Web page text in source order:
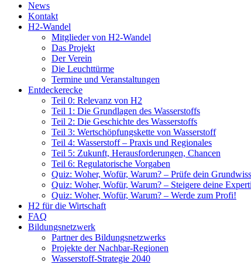
News
Kontakt
H2-Wandel
Mitglieder von H2-Wandel
Das Projekt
Der Verein
Die Leuchttürme
Termine und Veranstaltungen
Entdeckerecke
Teil 0: Relevanz von H2
Teil 1: Die Grundlagen des Wasserstoffs
Teil 2: Die Geschichte des Wasserstoffs
Teil 3: Wertschöpfungskette von Wasserstoff
Teil 4: Wasserstoff – Praxis und Regionales
Teil 5: Zukunft, Herausforderungen, Chancen
Teil 6: Regulatorische Vorgaben
Quiz: Woher, Wofür, Warum? – Prüfe dein
Quiz: Woher, Wofür, Warum? – Steigere deine
Quiz: Woher, Wofür, Warum? – Werde zum Profi!
H2 für die Wirtschaft
FAQ
Bildungsnetzwerk
Partner des Bildungsnetzwerks
Projekte der Nachbar-Regionen
Wasserstoff-Strategie 2040